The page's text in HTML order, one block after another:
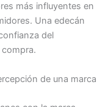
más influyentes en
Una edecán
del
de una marca